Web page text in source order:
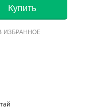
Купить